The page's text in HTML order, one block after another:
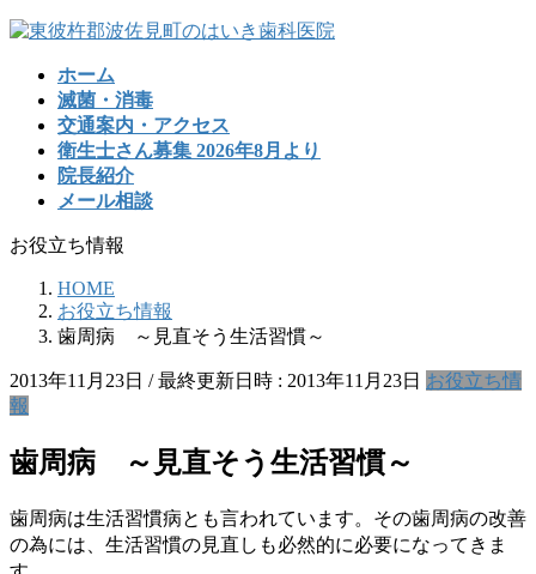
コ
プ
ナ
動
ホーム
滅菌・消毒
交通案内・アクセス
衛生士さん募集 2026年8月より
院長紹介
メール相談
お役立ち情報
HOME
お役立ち情報
歯周病 ～見直そう生活習慣～
2013年11月23日 / 最終更新日時 : 2013年11月23日 お役立ち情
報
歯周病 ～見直そう生活習慣～
歯周病は生活習慣病とも言われています。その歯周病の改善
の為には、生活習慣の見直しも必然的に必要になってきま